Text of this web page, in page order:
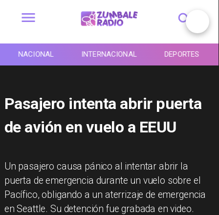
NACIONAL INTERNACIONAL DEPORTES
Pasajero intenta abrir puerta
de avión en vuelo a EEUU
Un pasajero causa pánico al intentar abrir la
puerta de emergencia durante un vuelo sobre el
Pacífico, obligando a un aterrizaje de emergencia
en Seattle. Su detención fue grabada en video.